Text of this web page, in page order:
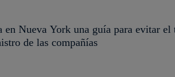
en Nueva York una guía para evitar
de las compañías